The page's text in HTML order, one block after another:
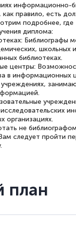
2026
на обучение
разъяснили
курса, удобная
не
информационно-
правило, есть
подробнее,
диплома:
Библиографы
школьных и
библиотеках.
центры:
в информационных
учреждениях,
организациях.
не
следует пройти
план